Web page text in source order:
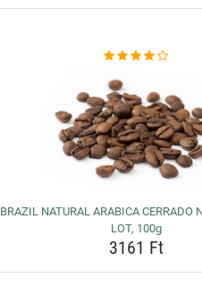
BRAZIL NATURAL ARABICA CERRADO
LOT, 100g
3161 Ft